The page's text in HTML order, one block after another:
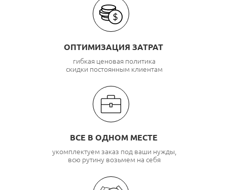
ОПТИМИЗАЦИЯ ЗАТРАТ
гибкая ценовая политика
скидки постоянным клиентам
ВСЕ В ОДНОМ МЕСТЕ
укомплектуем заказ под ваши нужды,
всю рутину возьмем на себя